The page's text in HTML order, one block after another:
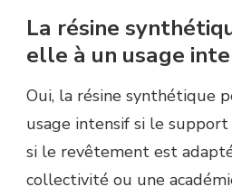
La résine
elle à un usage
Oui, la résine synthétique
usage intensif si le
si le revêtement est
collectivité ou une